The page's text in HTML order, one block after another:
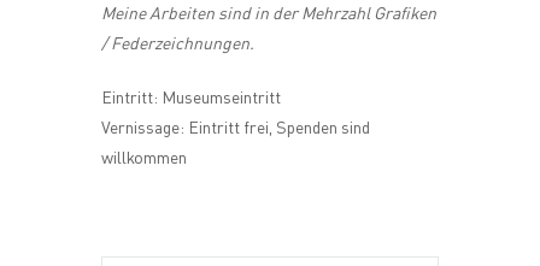
Meine Arbeiten sind in der Mehrzahl Grafiken
/ Federzeichnungen.
Eintritt: Museumseintritt
Vernissage: Eintritt frei, Spenden sind
willkommen